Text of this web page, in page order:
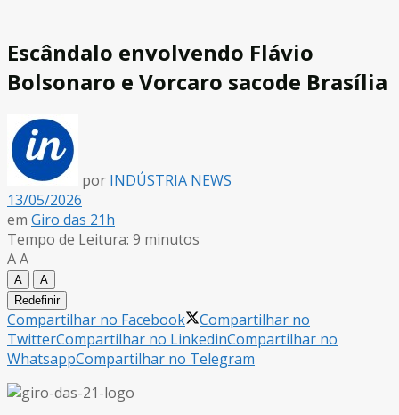
Escândalo envolvendo Flávio
Bolsonaro e Vorcaro sacode Brasília
por INDÚSTRIA NEWS
13/05/2026
em Giro das 21h
Tempo de Leitura: 9 minutos
AA
A
A
Redefinir
Compartilhar no Facebook
Compartilhar no
TwitterCompartilhar no LinkedinCompartilhar no
WhatsappCompartilhar no Telegram